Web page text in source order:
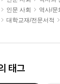
인문 사회
역사/문
대학교재/전문서적
태그